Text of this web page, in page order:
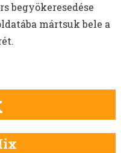
begyökeresedése
mártsuk bele a